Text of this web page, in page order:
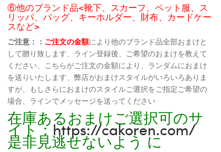
⑥他のブランド品<靴下、スカーフ、ペット服、ス
リッパ、バッグ、キーホルダー、財布、カードケー
スなど>
ご注意：： ご注文の金額により他のブランド品全部おまけと
して贈り致します、ライン登録後、ご希望のおまけを教えて
ください、こちらがご注文の金額により、ランダムにおまけ
を送りいたします、弊店がおまけスタイルがいろいろありま
すが、もしさらにおまけのスタイルご選択をご指定ご希望の
場合、ラインでメッセージを送ってください
在庫あるおまけご選択可のサ
イト：https://cakoren.com/
是非見逃せないよう に